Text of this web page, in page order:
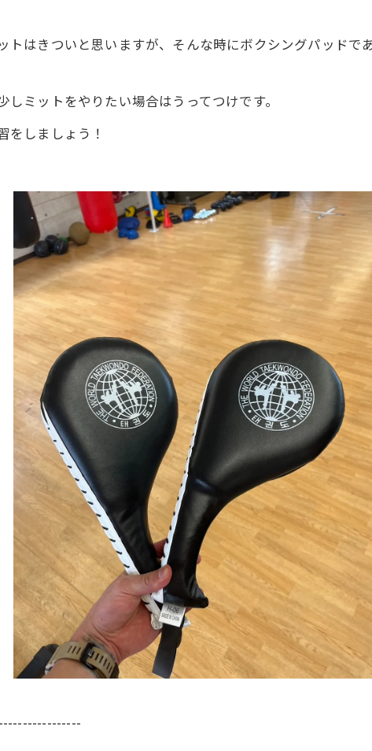
トはきついと思いますが、そんな時にボクシングパッドで
ミットをやりたい場合はうってつけです。
をしましょう！